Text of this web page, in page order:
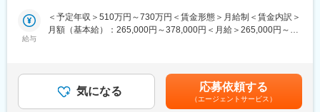
きなチームとなり、横連携しながら開発設計をしています。設計
品質管理のチームは、これらのチームと携わりながら業務を進め
京都市営地下鉄・鞍馬口駅から徒歩5分。室町時代から伝わる日本
庭園「擁翠園（ようすいえん）」の中に京都研究所があります。
＜具体的な業務内容＞
・電子部品（IC）の構成や製品の仕様を理解
・量産に向けての動きのサポート
└移管先で製造ができるように製造設備の設定や準備を工場部門
の方と行い、そちらからの問い合わせなどにもご対応いただきま
給与
＜予定年収＞510万円～730万円＜賃金形態＞月給制＜賃金内訳＞
月額（基本給）：265,000円～378,000円＜月給＞265,000円～
の負担は御座います。実費負担となります。礼金が15万（単
身）、25万（家族帯同）、仲介手数料家賃1ヶ月分も会社負担と
なります。賃金はあくまでも目安の金額であり、選考を通じて上
気になる 応募依頼する
（エージェントサービス）